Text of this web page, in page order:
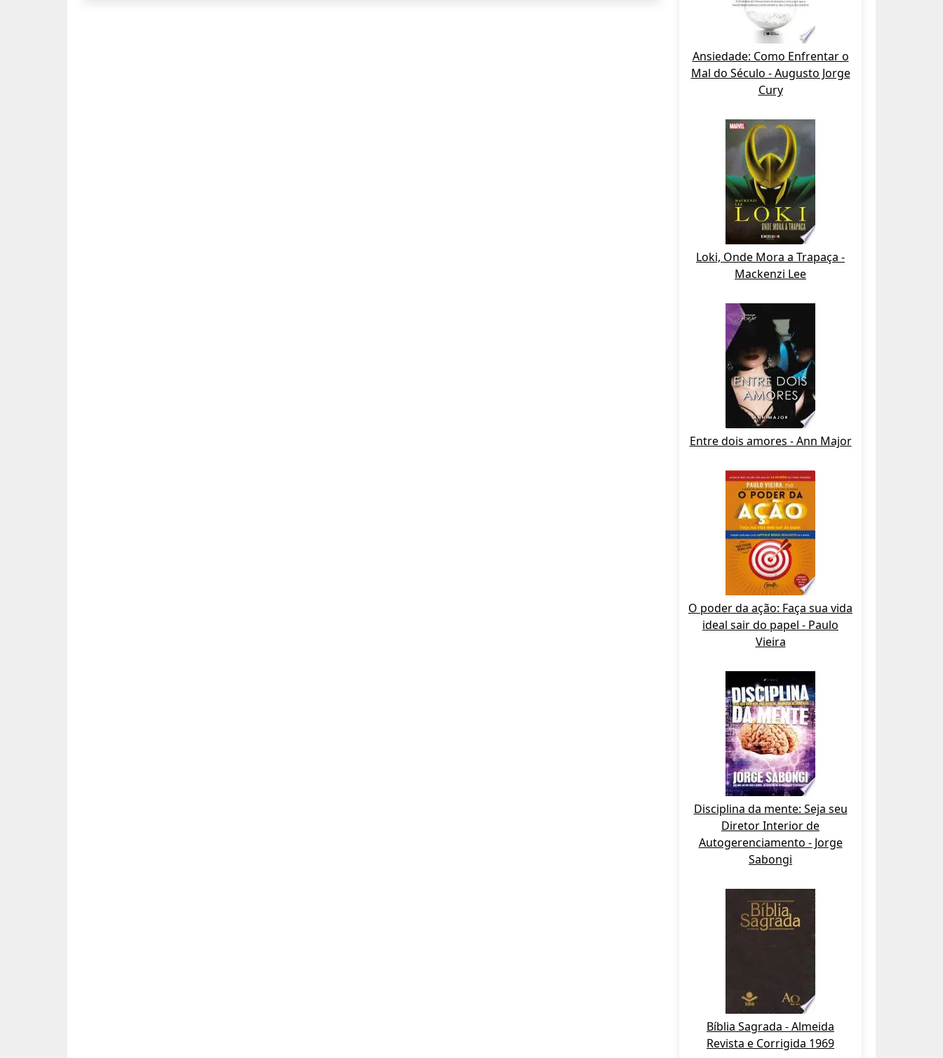
Ansiedade: Como Enfrentar o
Mal do Século - Augusto Jorge
Cury
Loki, Onde Mora a Trapaça -
Mackenzi Lee
Entre dois amores - Ann Major
O poder da ação: Faça sua vida
ideal sair do papel - Paulo
Vieira
Disciplina da mente: Seja seu
Diretor Interior de
Autogerenciamento - Jorge
Sabongi
Bíblia Sagrada - Almeida
Revista e Corrigida 1969